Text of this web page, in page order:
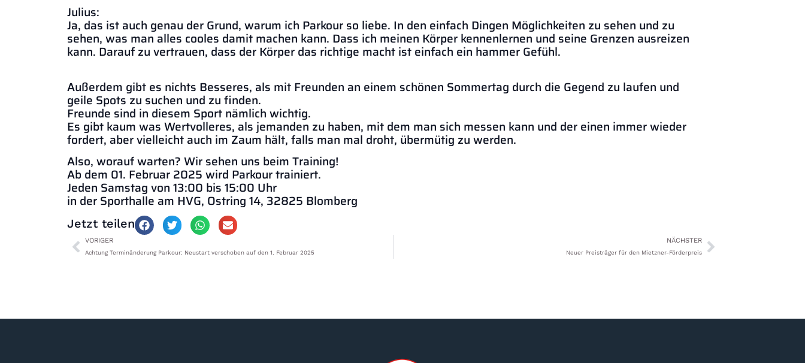
Julius:
Ja, das ist auch genau der Grund, warum ich Parkour so liebe. In den einfach Dingen Möglichkeiten zu sehen und zu
sehen, was man alles cooles damit machen kann. Dass ich meinen Körper kennenlernen und seine Grenzen ausreizen
kann. Darauf zu vertrauen, dass der Körper das richtige macht ist einfach ein hammer Gefühl.
Außerdem gibt es nichts Besseres, als mit Freunden an einem schönen Sommertag durch die Gegend zu laufen und
geile Spots zu suchen und zu finden.
Freunde sind in diesem Sport nämlich wichtig.
Es gibt kaum was Wertvolleres, als jemanden zu haben, mit dem man sich messen kann und der einen immer wieder
fordert, aber vielleicht auch im Zaum hält, falls man mal droht, übermütig zu werden.
Also, worauf warten? Wir sehen uns beim Training!
Ab dem 01. Februar 2025 wird Parkour trainiert.
Jeden Samstag von 13:00 bis 15:00 Uhr
in der Sporthalle am HVG, Ostring 14, 32825 Blomberg
Jetzt teilen
VORIGER
Achtung Terminänderung Parkour: Neustart verschoben auf den 1. Februar 2025
NÄCHSTER
Neuer Preisträger für den Mietzner-Förderpreis